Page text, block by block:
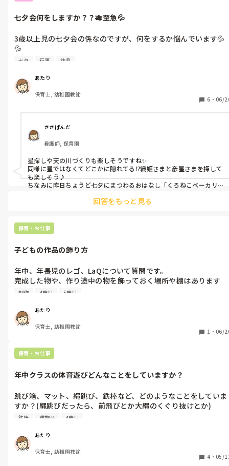
だよ～と伝えて上げていました！
また少し頑張れば完食できる子どもには気持ち量を減らしてハード
ルを下げてあげるのも良いかと思います！その量を完食できたら思
少しずつ増やして上げると完食の達成感を味わいつつ自然と完食の
七夕会何をしますか？？🎋至急💦
3歳以上児の七夕会の係なのですが、何をするか悩んでいます💦
💦
七夕の由来を話したり簡単なペープサートはするのですが、みん
去年や一昨年は、星探し(宝探し)や天の川づくりをしています。
これ以外で何か案を教えていただけると嬉しいです💦
七夕 行事 幼児
あたり
保育士, 幼稚園教諭
6 ・ 06/
ささぱんだ
看護師, 保育園
星探しや天の川づくりも楽しそうですね✨
同様に星ではなくてどこかに隠れてる⁉︎織姫さまと彦星さまを探して
も楽しそう♪
ちなみに昨日ちょうど七夕にまつわるおはなし「くろねこベーカリ
探しなど参加型のおはなしですので盛り上がりましたよ〜！おすす
回答をもっと見る
保育・お仕事
子どもの作品の飾り方
年中、年長児のレゴ、LaQについて質問です。
完成した物や、作り途中の物を飾っておく場所や棚はあります
か？
り、週末に壊して片付ける約束をしています。完成した物と途中
の物が雑多に入っている為、分けた方がいいのか、分けるとした
ら場所を確保しなければならないし、どのようなスペースが良い
レゴ、LaQ以外でも、子供が全体の製作以外で作ったもの(お絵
きや塗り絵など)をどのように飾るor保管しておられるか知りた
よろしくお願いいたします。
制作 4歳児 5歳児
あたり
保育士, 幼稚園教諭
1 ・ 06/
保育・お仕事
年中クラスの体育遊びどんなことをしていますか？
跳び箱、マット、縄跳び、鉄棒など、どのようなことをしていま
すか？(縄跳びだったら、前飛びとか大縄のくぐり抜けとか)
子どもたちにもよるとは思うのですが、どのくらいの難易度のも
鉄棒 運動会 4歳児
あたり
保育士, 幼稚園教諭
4 ・ 05/